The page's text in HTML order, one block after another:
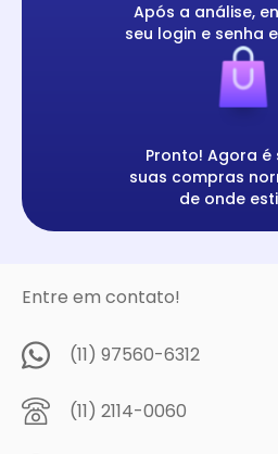
Após a análise,
seu login e senha
Pronto! Agora é
suas compras
de onde
Entre em contato!
(11) 97560-6312
(11) 2114-0060